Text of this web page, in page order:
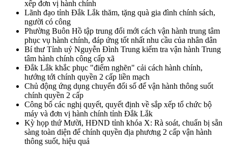
xếp đơn vị hành chính
Lãnh đạo tỉnh Đắk Lắk thăm, tặng quà gia đình chính sách,
người có công
Phường Buôn Hồ tập trung đổi mới cách vận hành trung tâm
phục vụ hành chính, đáp ứng tốt nhất nhu cầu của nhân dân
Bí thư Tỉnh uỷ Nguyễn Đình Trung kiểm tra vận hành Trung
tâm hành chính công cấp xã
Đắk Lắk khắc phục "điểm nghẽn" cải cách hành chính,
hướng tới chính quyền 2 cấp liền mạch
Chủ động ứng dụng chuyển đổi số để vận hành thông suốt
chính quyền 2 cấp
Công bố các nghị quyết, quyết định về sắp xếp tổ chức bộ
máy và đơn vị hành chính tỉnh Đắk Lắk
Kỳ họp thứ Mười, HĐND tỉnh khóa X: Rà soát, chuẩn bị sẵn
sàng toàn diện để chính quyền địa phương 2 cấp vận hành
thông suốt, hiệu quả